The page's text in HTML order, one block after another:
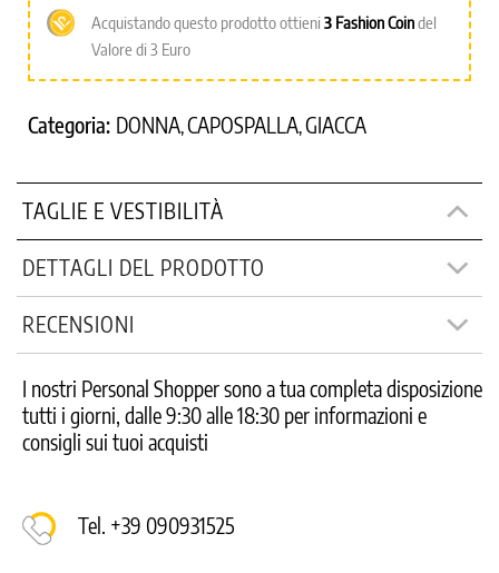
Acquistando questo prodotto ottieni 3 Fashion Coindel
Valore di 3 Euro
Categoria: DONNA,CAPOSPALLA,GIACCA
TAGLIE E VESTIBILITÀ
DETTAGLI DEL PRODOTTO
RECENSIONI
I nostri Personal Shopper sono a tua completa disposizione
tutti i giorni, dalle 9:30 alle 18:30 per informazioni e
consigli sui tuoi acquisti
Tel. +39 090931525